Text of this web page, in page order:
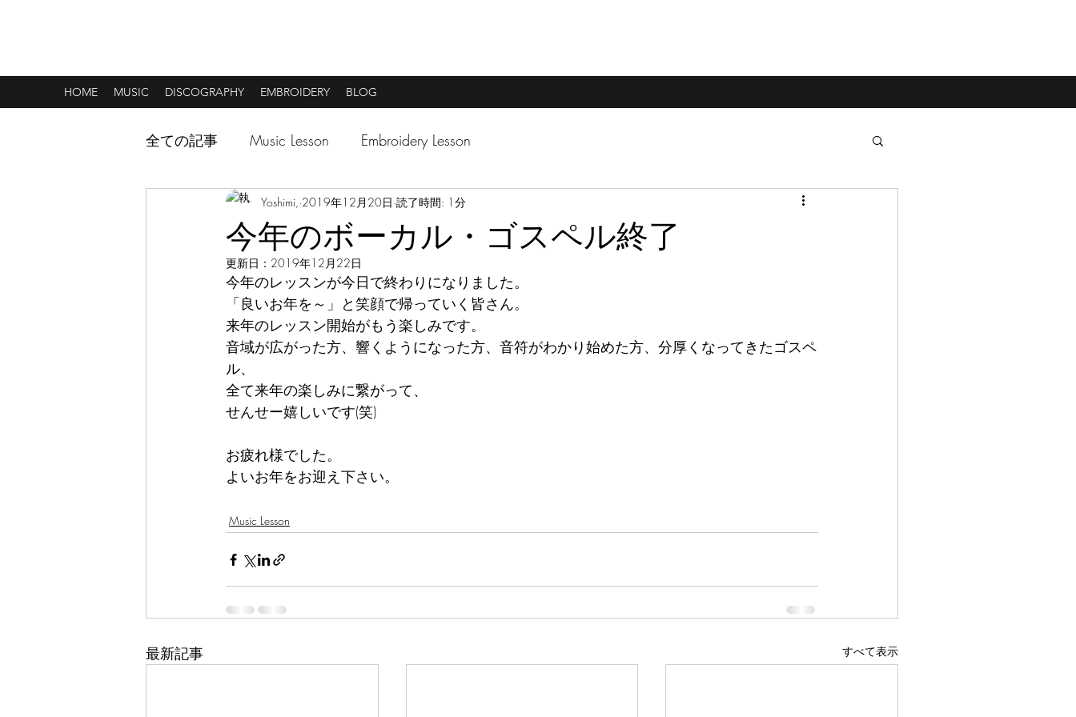
HOME MUSIC DISCOGRAPHY EMBROIDERY BLOG
全ての記事 Music Lesson Embroidery Lesson
今年のボーカル・ゴスペル終了
Yoshimi, 2019年12月20日 読了時間: 1分
更新日： 2019年12月22日
今年のレッスンが今日で終わりになりました。
「良いお年を～」と笑顔で帰っていく皆さん。
来年のレッスン開始がもう楽しみです。
音域が広がった方、響くようになった方、音符がわかり始めた方、分厚くなってきたゴスペ
ル、
全て来年の楽しみに繋がって、
せんせー嬉しいです(笑)
お疲れ様でした。
よいお年をお迎え下さい。
Music Lesson
最新記事 すべて表示